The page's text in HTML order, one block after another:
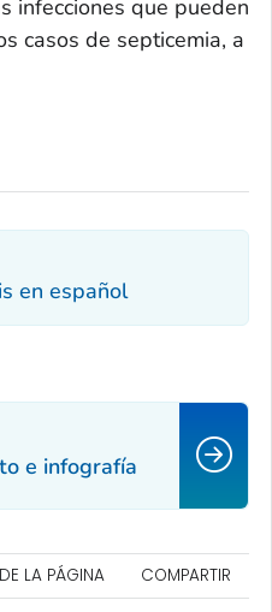
infecciones que pueden
casos de septicemia, a
en español
e infografía
LA PÁGINA COMPARTIR